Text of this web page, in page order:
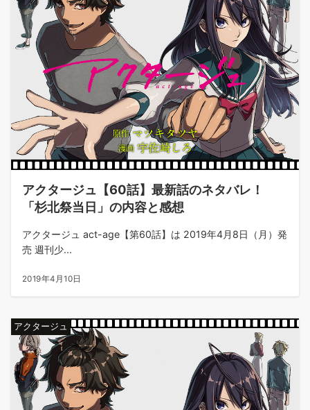
アクタージュ【60話】最新話のネタバレ！
「杉北祭当日」の内容と感想
アクタージュ act-age【第60話】は 2019年4月8日（月）発
売 週刊少...
2019年4月10日
アクタージュ